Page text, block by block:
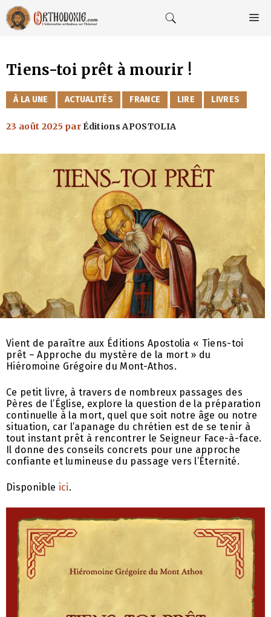
Aller
au
contenu
Tiens-toi prêt à mourir !
CATÉGORIES
À LA UNE ACTUALITÉS FRANCE LIRE LIVRES
23 août 2025 par Éditions APOSTOLIA
Vient de paraître aux Éditions Apostolia « Tiens-toi
prêt – Approche du mystère de la mort » du
Hiéromoine Grégoire du Mont-Athos.
Ce petit livre, à travers de nombreux passages des
Pères de l’Église, explore la question de la préparation
continuelle à la mort, quel que soit notre âge ou notre
situation, car l’apanage du chrétien est de se tenir à
tout instant prêt à rencontrer le Seigneur Face-à-face.
Il donne des conseils concrets pour une approche
confiante et lumineuse du passage vers l’Éternité.
Disponible ici.